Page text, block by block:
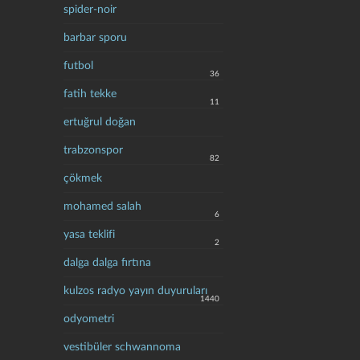
spider-noir
barbar sporu
futbol
36
fatih tekke
11
ertuğrul doğan
trabzonspor
82
çökmek
mohamed salah
6
yasa teklifi
2
dalga dalga fırtına
kulzos radyo yayın duyuruları
1440
odyometri
vestibüler schwannoma